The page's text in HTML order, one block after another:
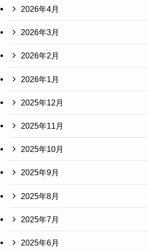
2026年4月
2026年3月
2026年2月
2026年1月
2025年12月
2025年11月
2025年10月
2025年9月
2025年8月
2025年7月
2025年6月